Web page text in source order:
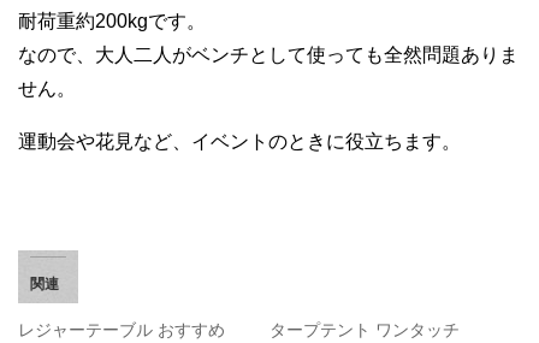
耐荷重約200kgです。
なので、大人二人がベンチとして使っても全然問題ありま
せん。
運動会や花見など、イベントのときに役立ちます。
関連
レジャーテーブル おすすめ
タープテント ワンタッチ